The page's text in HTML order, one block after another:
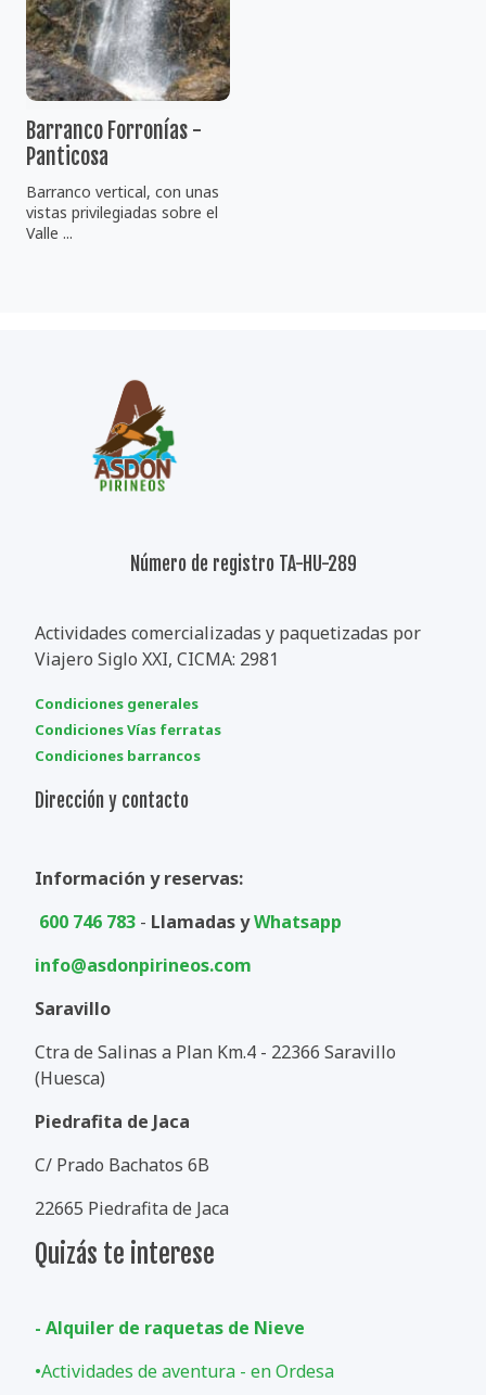
Barranco Forronías -
Panticosa
Barranco vertical, con unas
vistas privilegiadas sobre el
Valle ...
Número de registro TA-HU-289
Actividades comercializadas y paquetizadas por
Viajero Siglo XXI, CICMA: 2981
Condiciones generales
Condiciones Vías ferratas
Condiciones barrancos
Dirección y contacto
Información y reservas:
600 746 783 - Llamadas yWhatsapp
info@asdonpirineos.com
Saravillo
Ctra de Salinas a Plan Km.4 - 22366 Saravillo
(Huesca)
Piedrafita de Jaca
C/ Prado Bachatos 6B
22665 Piedrafita de Jaca
Quizás te interese
- Alquiler de raquetas de Nieve
•Actividades de aventura - en Ordesa